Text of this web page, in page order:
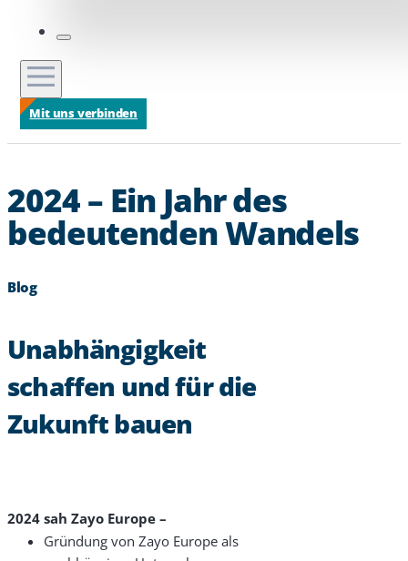
Mit uns verbinden
2024 – Ein Jahr des
bedeutenden Wandels
Blog
Unabhängigkeit
schaffen und für die
Zukunft bauen
2024 sah Zayo Europe –
Gründung von Zayo Europe als